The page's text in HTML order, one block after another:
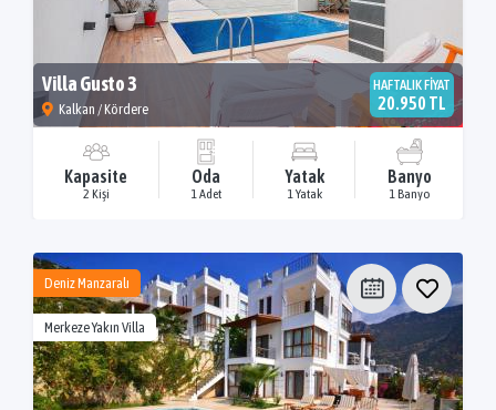
Villa Gusto 3
Kalkan / Kördere
HAFTALIK FİYAT
20.950 TL
Kapasite
2 Kişi
Oda
1 Adet
Yatak
1 Yatak
Banyo
1 Banyo
Deniz Manzaralı
Merkeze Yakın Villa